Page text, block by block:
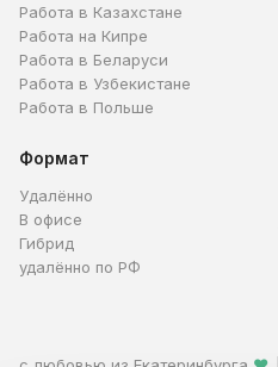
Работа в Казахстане
Работа на Кипре
Работа в Беларуси
Работа в Узбекистане
Работа в Польше
Формат
Удалённо
В офисе
Гибрид
удалённо по РФ